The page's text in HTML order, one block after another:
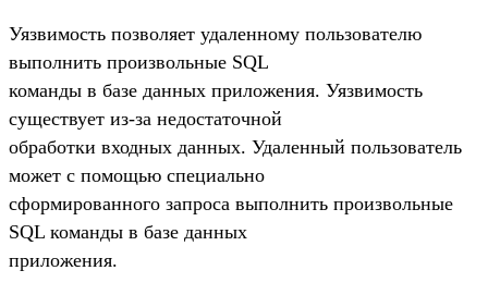
Уязвимость позволяет удаленному пользователю
выполнить произвольные SQL
команды в базе данных приложения. Уязвимость
существует из-за недостаточной
обработки входных данных. Удаленный пользователь
может с помощью специально
сформированного запроса выполнить произвольные
SQL команды в базе данных
приложения.